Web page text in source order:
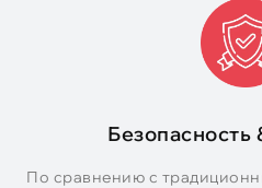
По сравнению с